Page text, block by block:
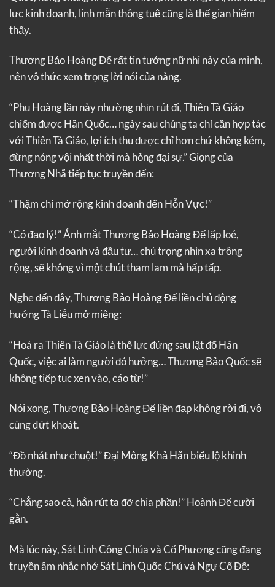
lực kinh doanh, linh mẫn thông tuệ cũng là thế gian hiếm
thấy.
Thương Bảo Hoàng Đế rất tin tưởng nữ nhi này của mình,
nên vô thức xem trọng lời nói của nàng.
“Phụ Hoàng lần này nhường nhịn rút đi, Thiên Tà Giáo
chiếm được Hãn Quốc… ngày sau chúng ta chỉ cần hợp tác
với Thiên Tà Giáo, lợi ích thu được chỉ hơn chứ không kém,
đừng nóng vội nhất thời mà hỏng đại sự.” Giọng của
Thương Nhã tiếp tục truyền đến:
“Thậm chí mở rộng kinh doanh đến Hỗn Vực!”
“Có đạo lý!” Ánh mắt Thương Bảo Hoàng Đế lấp loé,
người kinh doanh và đầu tư… chú trọng nhìn xa trông
rộng, sẽ không vì một chút tham lam mà hấp tấp.
Nghe đến đây, Thương Bảo Hoàng Đế liền chủ động
hướng Tà Liễu mở miệng:
“Hoá ra Thiên Tà Giáo là thế lực đứng sau lật đổ Hãn
Quốc, việc ai làm người đó hưởng… Thương Bảo Quốc sẽ
không tiếp tục xen vào, cáo từ!”
Nói xong, Thương Bảo Hoàng Đế liền đạp không rời đi, vô
cùng dứt khoát.
“Đồ nhát như chuột!” Đại Mông Khả Hãn biểu lộ khinh
thường.
“Chẳng sao cả, hắn rút ta đỡ chia phần!” Hoành Đế cười
gằn.
Mà lúc này, Sát Linh Công Chúa và Cổ Phương cũng đang
truyền âm nhắc nhở Sát Linh Quốc Chủ và Ngự Cổ Đế: